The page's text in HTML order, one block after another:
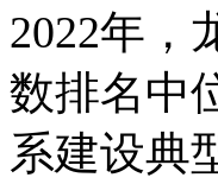
2022年，
数排名中
系建设典